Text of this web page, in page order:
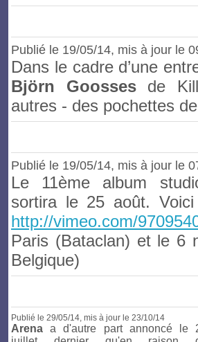
Publié le 19/05/14, mis à jour le
Dans le cadre d’une
Björn Goossesde
autres - des pochettes
Publié le 19/05/14, mis à jour le
Le 11ème album
sortira le 25 août.
http://vimeo.com/
Paris (Bataclan) et le 6
Belgique)
Publié le 29/05/14, mis à jour le 23/10/14
Arena a d'autre part annoncé le